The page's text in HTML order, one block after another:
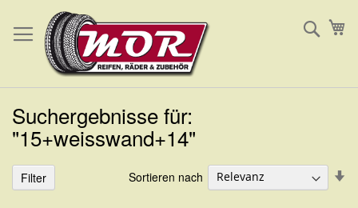
zum
Suchergebnisse für:
"15+weisswand+14"
Sortieren nach
Filter